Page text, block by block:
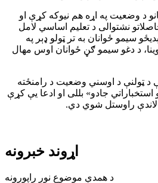
د وضعیت په اړه هم نیوکه کړې او
نشتوالی د تعلیم اساسي لامل
سیمو ځوانان به تر ټولو ډېر په
د دغو سیمو ګڼ ځوانان اوس مهال
د ټولنې د اوسني وضعیت د رامنځته
جادو» بللی او ادعا یې کړې
لاندې راوستل شوي دي.
اړوند خبرونه
د همدې موضوع نور راپورونه